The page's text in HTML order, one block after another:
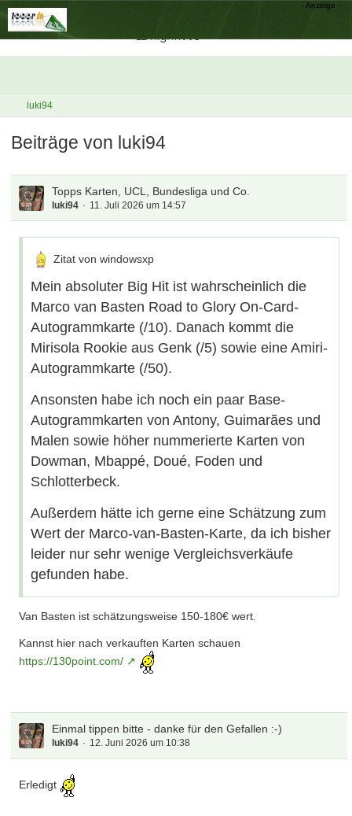
luki94
Beiträge von luki94
Topps Karten, UCL, Bundesliga und Co.
luki94 11. Juli 2026 um 14:57
Zitat von windowsxp
Mein absoluter Big Hit ist wahrscheinlich die
Marco van Basten Road to Glory On-Card-
Autogrammkarte (/10). Danach kommt die
Mirisola Rookie aus Genk (/5) sowie eine Amiri-
Autogrammkarte (/50).
Ansonsten habe ich noch ein paar Base-
Autogrammkarten von Antony, Guimarães und
Malen sowie höher nummerierte Karten von
Dowman, Mbappé, Doué, Foden und
Schlotterbeck.
Außerdem hätte ich gerne eine Schätzung zum
Wert der Marco-van-Basten-Karte, da ich bisher
leider nur sehr wenige Vergleichsverkäufe
gefunden habe.
Van Basten ist schätzungsweise 150-180€ wert.
Kannst hier nach verkauften Karten schauen
https://130point.com/
Einmal tippen bitte - danke für den Gefallen :-)
luki94 12. Juni 2026 um 10:38
Erledigt